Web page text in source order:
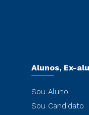
Alunos, Ex-
Sou Aluno
Sou Candidato